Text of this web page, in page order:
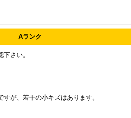
Aランク
さい。
が、若干の小キズはあります。